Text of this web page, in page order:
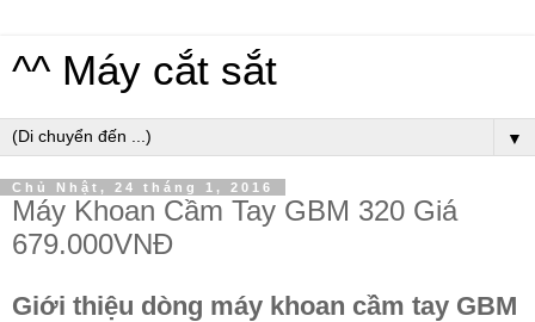
^^ Máy cắt sắt
▼
Chủ Nhật, 24 tháng 1, 2016
Máy Khoan Cầm Tay GBM 320 Giá
679.000VNĐ
Giới thiệu dòng máy khoan cầm tay GBM